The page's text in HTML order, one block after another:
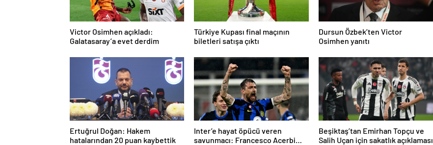
Victor Osimhen açıkladı:
Galatasaray’a evet derdim
Türkiye Kupası final maçının
biletleri satışa çıktı
Dursun Özbek’ten Victor
Osimhen yanıtı
Ertuğrul Doğan: Hakem
hatalarından 20 puan kaybettik
Inter’e hayat öpücü veren
savunmacı: Francesco Acerbi…
Beşiktaş’tan Emirhan Topçu ve
Salih Uçan için sakatlık açıklaması